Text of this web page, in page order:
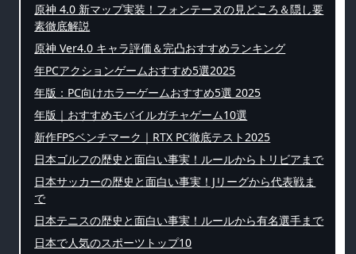
原神 4.0 新マップ実装！フォンテーヌの見どころ＆隠し要
素徹底解説
原神 Ver4.0 キャラ評価＆完凸おすすめランキング
年PCアクションゲームおすすめ5選2025
年版：PC向けホラーゲームおすすめ5選 2025
年版｜おすすめモバイルガチャゲーム10選
新作FPSベンチマーク｜RTX PC徹底テスト2025
日本ゴルフの歴史と面白い事実！ルールからトリビアまで
日本サッカーの歴史と面白い事実！Jリーグから代表戦ま
で
日本テニスの歴史と面白い事実！ルールから有名選手まで
日本で人気のスポーツトップ10